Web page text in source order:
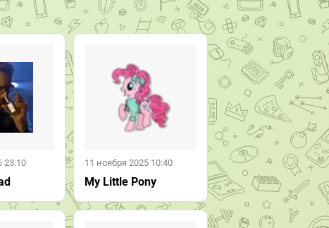
23:10 11 ноября 2025 10:40
My Little Pony